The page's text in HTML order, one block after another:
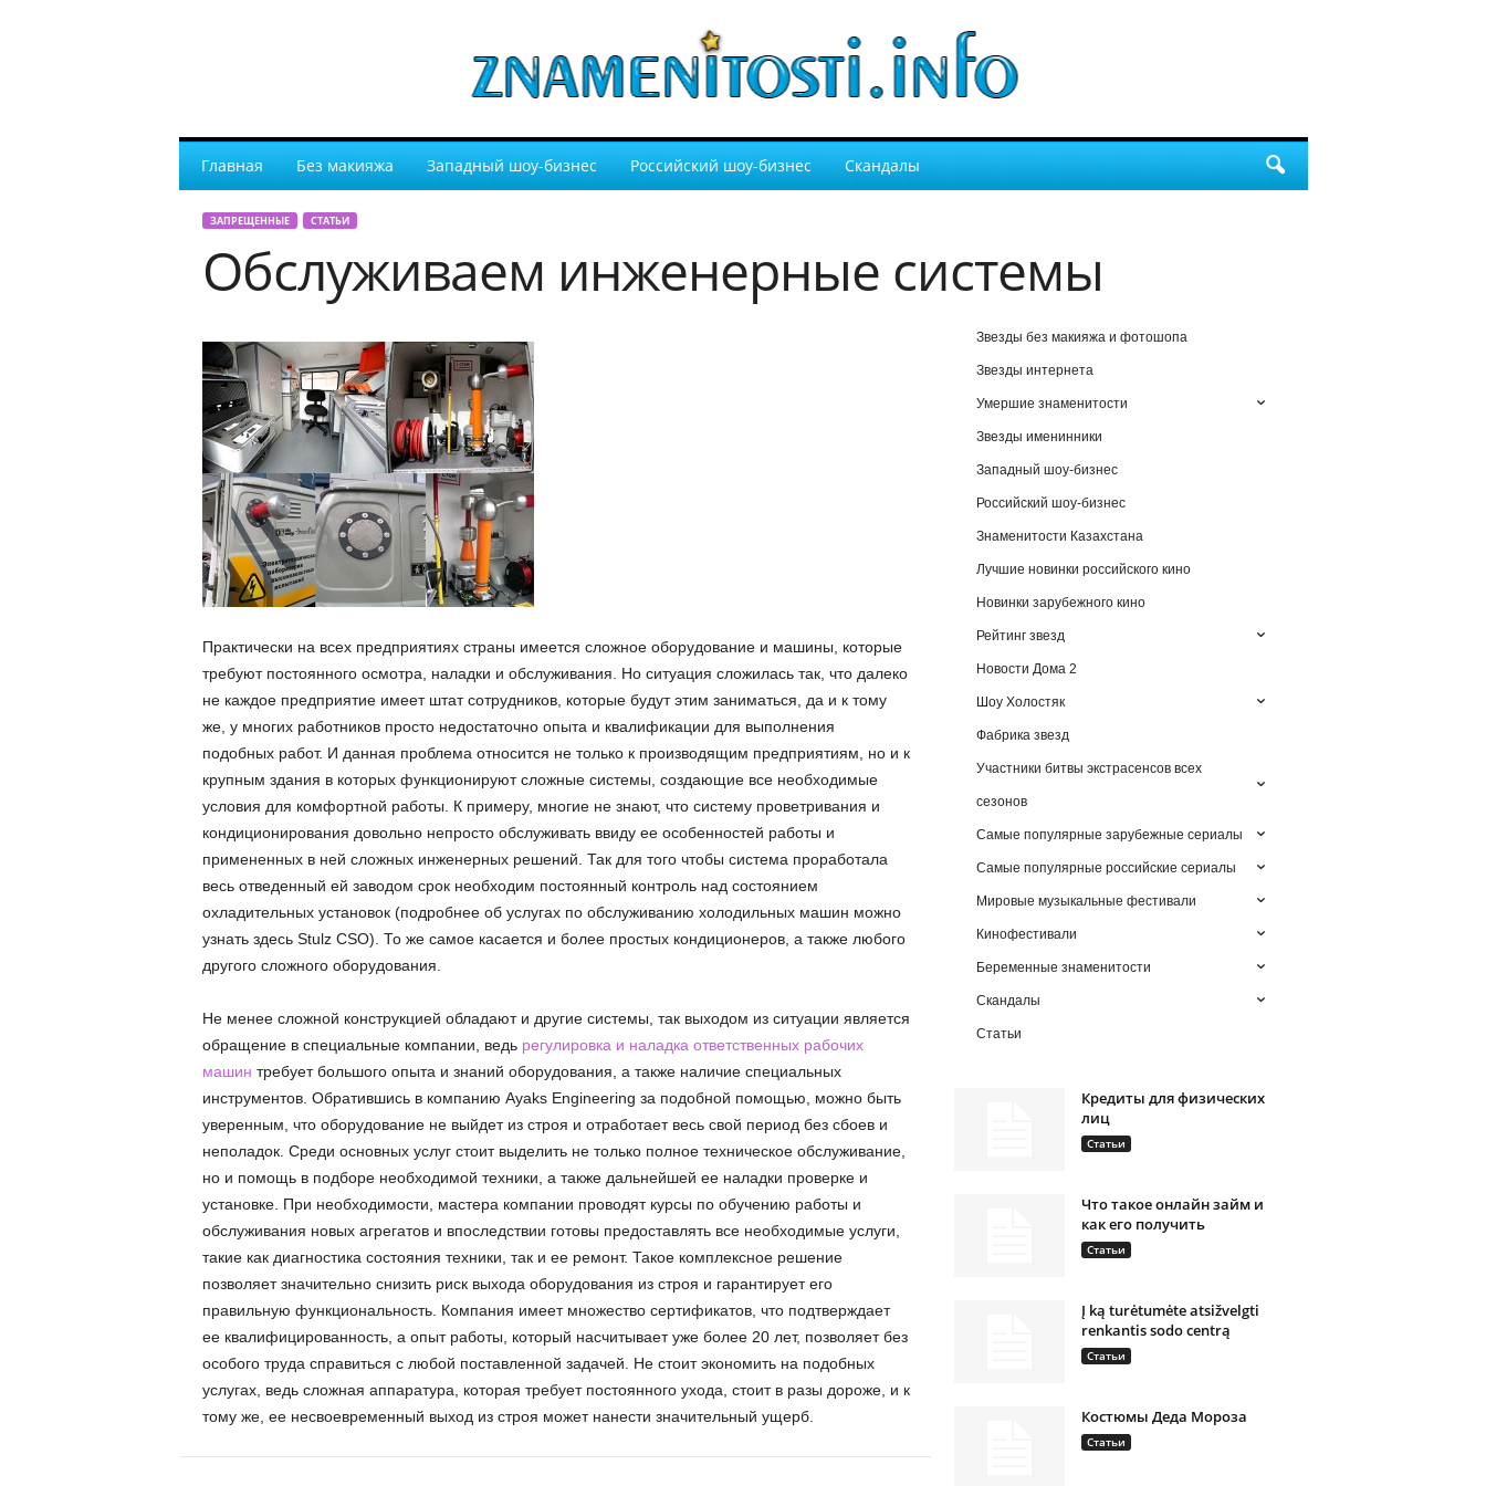
Главная Без макияжа Западный шоу-бизнес Российский шоу-бизнес Скандалы
ЗАПРЕЩЕННЫЕ СТАТЬИ
Обслуживаем инженерные системы
Практически на всех предприятиях страны имеется сложное оборудование и машины, которые
требуют постоянного осмотра, наладки и обслуживания. Но ситуация сложилась так, что далеко
не каждое предприятие имеет штат сотрудников, которые будут этим заниматься, да и к тому
же, у многих работников просто недостаточно опыта и квалификации для выполнения
подобных работ. И данная проблема относится не только к производящим предприятиям, но и к
крупным здания в которых функционируют сложные системы, создающие все необходимые
условия для комфортной работы. К примеру, многие не знают, что систему проветривания и
кондиционирования довольно непросто обслуживать ввиду ее особенностей работы и
примененных в ней сложных инженерных решений. Так для того чтобы система проработала
весь отведенный ей заводом срок необходим постоянный контроль над состоянием
охладительных установок (подробнее об услугах по обслуживанию холодильных машин можно
узнать здесь Stulz CSO). То же самое касается и более простых кондиционеров, а также любого
другого сложного оборудования.
Не менее сложной конструкцией обладают и другие системы, так выходом из ситуации является
обращение в специальные компании, ведь регулировка и наладка ответственных рабочих
машин требует большого опыта и знаний оборудования, а также наличие специальных
инструментов. Обратившись в компанию Ayaks Engineering за подобной помощью, можно быть
уверенным, что оборудование не выйдет из строя и отработает весь свой период без сбоев и
неполадок. Среди основных услуг стоит выделить не только полное техническое обслуживание,
но и помощь в подборе необходимой техники, а также дальнейшей ее наладки проверке и
установке. При необходимости, мастера компании проводят курсы по обучению работы и
обслуживания новых агрегатов и впоследствии готовы предоставлять все необходимые услуги,
такие как диагностика состояния техники, так и ее ремонт. Такое комплексное решение
позволяет значительно снизить риск выхода оборудования из строя и гарантирует его
правильную функциональность. Компания имеет множество сертификатов, что подтверждает
ее квалифицированность, а опыт работы, который насчитывает уже более 20 лет, позволяет без
особого труда справиться с любой поставленной задачей. Не стоит экономить на подобных
услугах, ведь сложная аппаратура, которая требует постоянного ухода, стоит в разы дороже, и к
тому же, ее несвоевременный выход из строя может нанести значительный ущерб.
Звезды без макияжа и фотошопа
Звезды интернета
Умершие знаменитости
Звезды именинники
Западный шоу-бизнес
Российский шоу-бизнес
Знаменитости Казахстана
Лучшие новинки российского кино
Новинки зарубежного кино
Рейтинг звезд
Новости Дома 2
Шоу Холостяк
Фабрика звезд
Участники битвы экстрасенсов всех
сезонов
Самые популярные зарубежные сериалы
Самые популярные российские сериалы
Мировые музыкальные фестивали
Кинофестивали
Беременные знаменитости
Скандалы
Статьи
Кредиты для физических
лиц
Статьи
Что такое онлайн займ и
как его получить
Статьи
Į ką turėtumėte atsižvelgti
renkantis sodo centrą
Статьи
Костюмы Деда Мороза
Статьи